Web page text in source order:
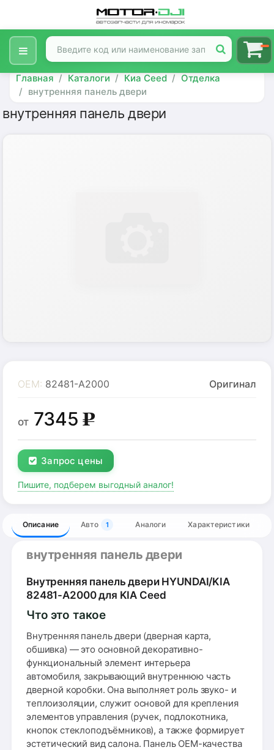
Главная Каталоги Киа Ceed
Отделка
внутренняя панель двери
внутренняя панель двери
OEM: 82481-A2000 Оригинал
от 7345g
Запрос цены
Пишите, подберем выгодный аналог!
Описание Авто 1 Аналоги Характеристики
внутренняя панель двери
Внутренняя панель двери HYUNDAI/KIA
82481-A2000 для KIA Ceed
Что это такое
Внутренняя панель двери (дверная карта,
обшивка) — это основной декоративно-
функциональный элемент интерьера
автомобиля, закрывающий внутреннюю часть
дверной коробки. Она выполняет роль звуко- и
теплоизоляции, служит основой для крепления
элементов управления (ручек, подлокотника,
кнопок стеклоподъёмников), а также формирует
эстетический вид салона. Панель OEM-качества